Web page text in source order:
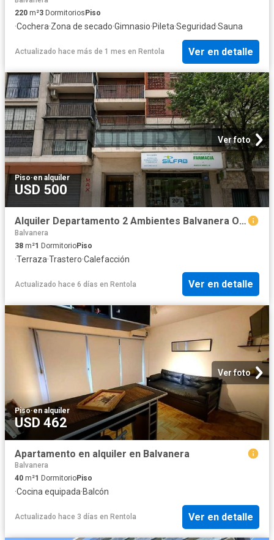
220 m²3 Dormitorios Piso
·Cochera·Zona de secado·Gimnasio·Pileta·Seguridad·Sauna
Actualizado hace más de 1 mes en Rentola Ver en detalle
Ver foto
Piso·en alquiler
USD 500
Alquiler Departamento 2 Ambientes Balvanera Once
Balvanera
38 m²1 DormitorioPiso
·Terraza·Trastero·Calefacción
Actualizado hace 6 días en Rentola Ver en detalle
Ver foto
Piso·en alquiler
USD 462
Apartamento en alquiler en Balvanera
Balvanera
40 m²1 DormitorioPiso
·Cocina equipada·Balcón
Actualizado hace 3 días en Rentola Ver en detalle